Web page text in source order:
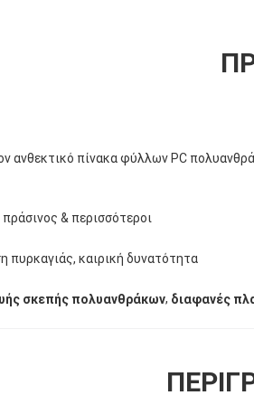
ανθεκτικό πίνακα φύλλων PC
& περισσότεροι
πυρκαγιάς, καιρική δυνατότητα
σκεπής πολυανθράκων, διαφανές